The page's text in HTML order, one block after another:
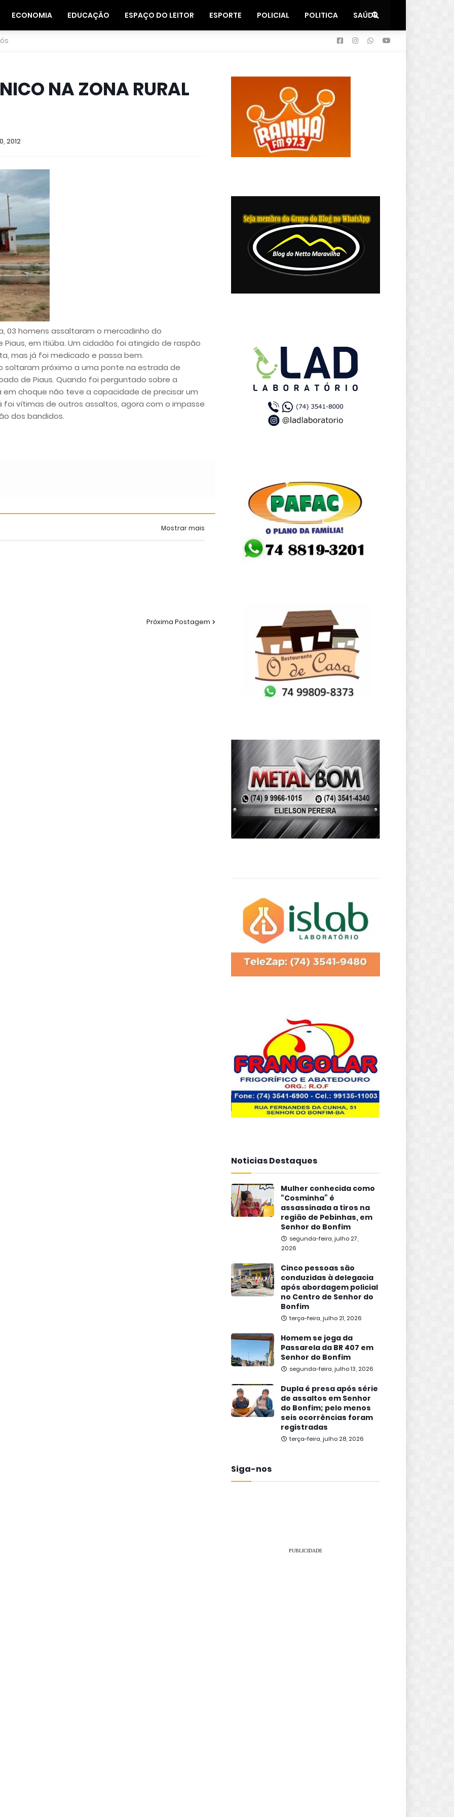
ECONOMIA EDUCAÇÃO ESPAÇO DO LEITOR ESPORTE POLICIAL POLITICA SAÚDE
NA ZONA RURAL
2012
03 homens assaltaram o mercadinho do
em Itiúba. Um cidadão foi atingido de raspão
mas já foi medicado e passa bem.
soltaram próximo a uma ponte na estrada de
de Piaus. Quando foi perguntado sobre a
choque não teve a capacidade de precisar um
vítimas de outros assaltos, agora com o impasse
dos bandidos.
Mostrar mais
Próxima Postagem
Noticias Destaques
Mulher conhecida como
“Cosminha” é
assassinada a tiros na
região de Pebinhas, em
Senhor do Bonfim
segunda-feira, julho 27,
2026
Cinco pessoas são
conduzidas à delegacia
após abordagem policial
no Centro de Senhor do
Bonfim
terça-feira, julho 21, 2026
Homem se joga da
Passarela da BR 407 em
Senhor do Bonfim
segunda-feira, julho 13, 2026
Dupla é presa após série
de assaltos em Senhor
do Bonfim; pelo menos
seis ocorrências foram
registradas
terça-feira, julho 28, 2026
Siga-nos
PUBLICIDADE